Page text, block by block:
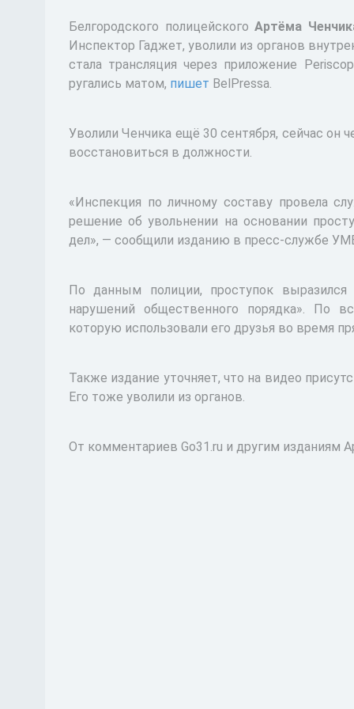
Белгородского полицейскогоАртёма
Инспектор Гаджет, уволили из органов
стала трансляция через приложение
ругались матом, пишет BelPressa.
Уволили Ченчика ещё 30 сентября, сейчас он
восстановиться в должности.
«Инспекция по личному составу провела
решение об увольнении на основании
дел», — сообщили изданию в пресс-службе
По данным полиции, проступок выразился
нарушений общественного порядка». По
которую использовали его друзья во время
Также издание уточняет, что на видео
Его тоже уволили из органов.
От комментариев Go31.ru и другим изданиям